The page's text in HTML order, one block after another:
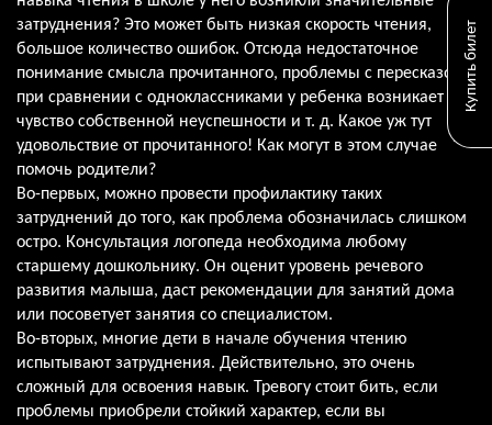
Купить билет
затруднения? Это может быть низкая скорость чтения,
большое количество ошибок. Отсюда недостаточное
понимание смысла прочитанного, проблемы с пересказом,
при сравнении с одноклассниками у ребенка возникает
чувство собственной неуспешности и т. д. Какое уж тут
удовольствие от прочитанного! Как могут в этом случае
помочь родители?
Во-первых, можно провести профилактику таких
затруднений до того, как проблема обозначилась слишком
остро. Консультация логопеда необходима любому
старшему дошкольнику. Он оценит уровень речевого
развития малыша, даст рекомендации для занятий дома
или посоветует занятия со специалистом.
Во-вторых, многие дети в начале обучения чтению
испытывают затруднения. Действительно, это очень
сложный для освоения навык. Тревогу стоит бить, если
проблемы приобрели стойкий характер, если вы